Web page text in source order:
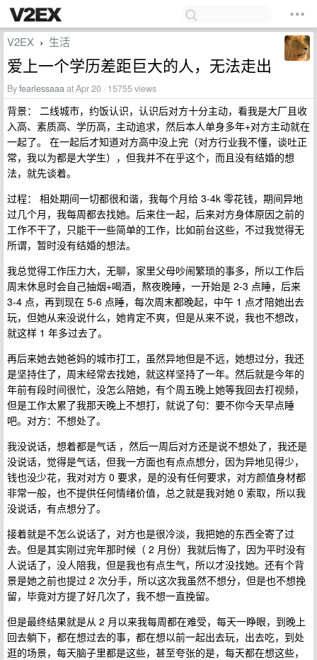
V2EX › 生活
爱上一个学历差距巨大的人，无法走出
Byfearlessaaaat Apr 20 · 15755 views
背景： 二线城市，约饭认识，认识后对方十分主动，看我是大厂且收
入高、素质高、学历高，主动追求，然后本人单身多年+对方主动就在
一起了。 在一起后才知道对方高中没上完（对方行业我不懂，谈吐正
常，我以为都是大学生），但我并不在乎这个，而且没有结婚的想
法，就先谈着。
过程： 相处期间一切都很和谐，我每个月给 3-4k 零花钱，期间异地
过几个月，我每周都去找她。后来住一起，后来对方身体原因之前的
工作不干了，只能干一些简单的工作，比如前台这些，不过我觉得无
所谓，暂时没有结婚的想法。
我总觉得工作压力大，无聊，家里父母吵闹繁琐的事多，所以工作后
周末休息时会自己抽烟+喝酒，熬夜晚睡，一开始是 2-3 点睡，后来
3-4 点，再到现在 5-6 点睡，每次周末都晚起，中午 1 点才陪她出去
玩，但她从来没说什么，她肯定不爽，但是从来不说，我也不想改，
就这样 1 年多过去了。
再后来她去她爸妈的城市打工，虽然异地但是不远，她想过分，我还
是坚持住了，周末经常去找她，就这样坚持了一年。然后就是今年的
年前有段时间很忙，没怎么陪她，有个周五晚上她等我回去打视频，
但是工作太累了我那天晚上不想打，就说了句：要不你今天早点睡
吧。对方：不想处了。
我没说话，想着都是气话 ，然后一周后对方还是说不想处了，我还是
没说话，觉得是气话，但我一方面也有点点想分，因为异地见得少，
钱也没少花，我对对方 0 要求，是的没有任何要求，对方颜值身材都
非常一般，也不提供任何情绪价值，总之就是我对她 0 索取，所以我
没说话，有点想分了。
接着就是不怎么说话了，对方也是很冷淡，我把她的东西全寄了过
去。但是其实刚过完年那时候（ 2 月份）我就后悔了，因为平时没有
人说话了，没人陪我，但是我也有点生气，所以才没找她。还有个背
景是她之前也提过 2 次分手，所以这次我虽然不想分，但是也不想挽
留，毕竟对方提了好几次了，我不想一直挽留。
但是最终结果就是从 2 月以来我每周都在难受，每天一睁眼，到晚上
回去躺下，都在想过去的事，都在想以前一起出去玩，出去吃，到处
逛的场景，每天脑子里都是这些，甚至夸张的是，每天都在想这些，